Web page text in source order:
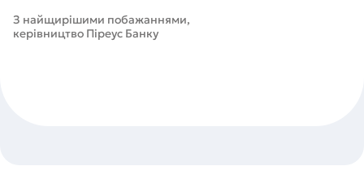
З найщирішими побажаннями,
керівництво Піреус Банку